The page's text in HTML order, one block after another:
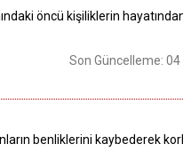
öncü kişiliklerin
Son Güncelleme:
benliklerini kaybederek